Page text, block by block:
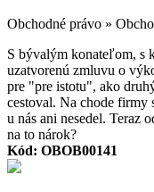
Obchodné právo »
S bývalým konateľom, s
uzatvorenú zmluvu o
pre "pre istotu", ako
cestoval. Na chode firmy
u nás ani nesedel. Teraz
na to nárok?
Kód: OBOB00141